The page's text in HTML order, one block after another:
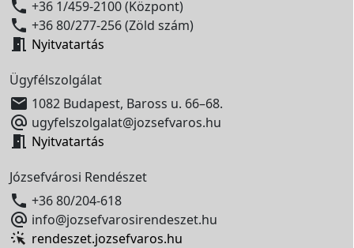
 +36 1/459-2100 (Központ)
 +36 80/277-256 (Zöld szám)
 Nyitvatartás
Ügyfélszolgálat
 1082 Budapest, Baross u. 66–68.
 ugyfelszolgalat@jozsefvaros.hu
 Nyitvatartás
Józsefvárosi Rendészet
 +36 80/204-618
 info@jozsefvarosirendeszet.hu
rendeszet.jozsefvaros.hu